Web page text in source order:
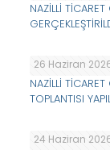
NAZİLLİ
26 Haziran
NAZİLLİ
TOPLANTISI
24 Haziran